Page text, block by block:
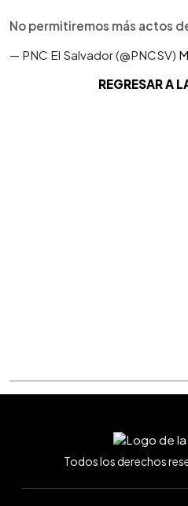
No permitiremos más actos
— PNC El Salvador (@PNCSV)
REGRESAR A
Todos los derechos